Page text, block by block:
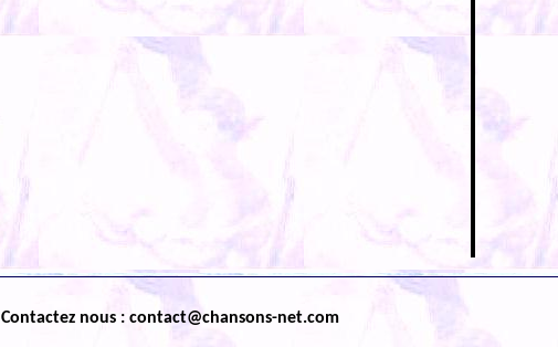
Contactez nous : contact@chansons-net.com